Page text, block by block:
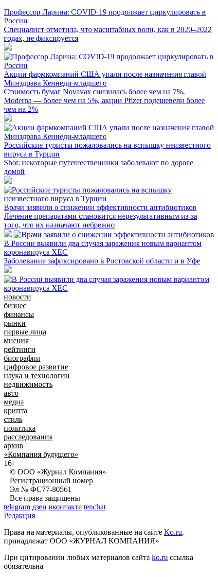
Профессор Ларина: COVID-19 продолжает циркулировать в
России
Специалист отметила, что масштабных волн, как в 2020–2022
годах, не фиксируется
Акции фармкомпаний США упали после назначения главой
Минздрава Кеннеди-младшего
Стоимость бумаг Novavax снизилась более чем на 7%,
Moderna — более чем на 5%, акции Pfizer подешевели более
чем на 2%
Российские туристы пожаловались на вспышку неизвестного
вируса в Турции
Shot: некоторые путешественники заболевают по дороге
домой
Врачи заявили о снижении эффективности антибиотиков
Лечение препаратами становится нерезультативным из-за
того, что их назначают небрежно
В России выявили два случая заражения новым вариантом
коронавируса XEC
Заболевание зафиксировано в Ростовской области и в Уфе
новости
бизнес
финансы
рынки
первые лица
мнения
рейтинги
биографии
цифровое развитие
наука и технологии
недвижимость
авто
медиа
крипта
стиль
политика
расследования
архив
«Компания будущего»
16+
© ООО «Журнал Компания»
Регистрационный номер
Эл № ФС77-80561
Все права защищены
telegram дзен вконтакте tenchat
Редакция
Права на материалы, опубликованные на сайте Ko.ru,
принадлежат ООО «ЖУРНАЛ КОМПАНИЯ»
При цитировании любых материалов сайта ko.ru ссылка
обязательна